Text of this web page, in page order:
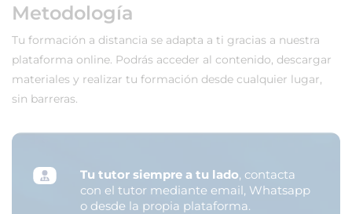
Metodología
Tu formación a distancia se adapta a ti gracias a nuestra
plataforma online. Podrás acceder al contenido, descargar
materiales y realizar tu formación desde cualquier lugar,
sin barreras.
Tu tutor siempre a tu lado, contacta
con el tutor mediante email, Whatsapp
o desde la propia plataforma.